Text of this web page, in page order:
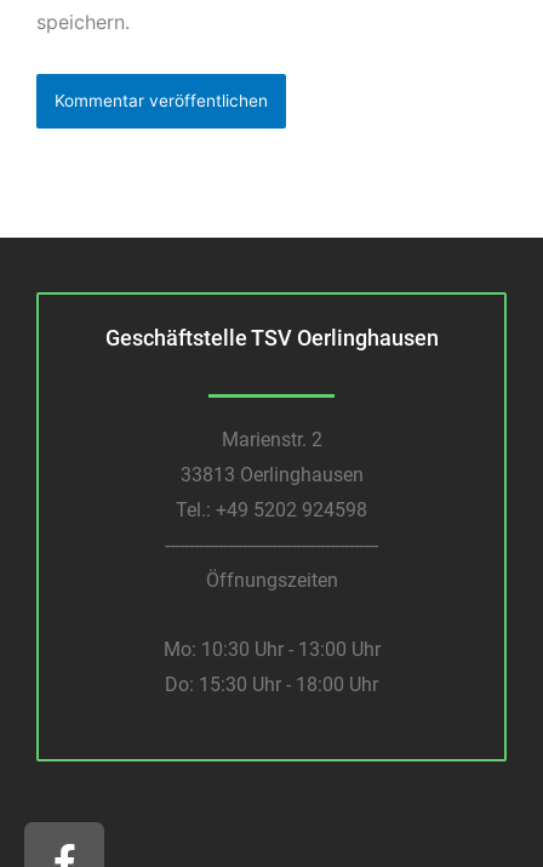
speichern.
Geschäftstelle TSV Oerlinghausen
Marienstr. 2
33813 Oerlinghausen
Tel.: +49 5202 924598
--------------------------------------------
Öffnungszeiten
Mo: 10:30 Uhr - 13:00 Uhr
Do: 15:30 Uhr - 18:00 Uhr
F
a